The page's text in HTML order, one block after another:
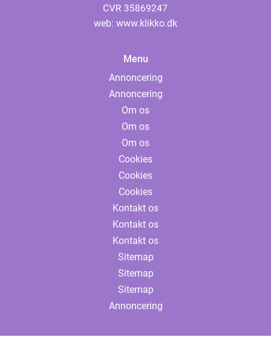
web: www.klikko.dk
Menu
Annoncering
Annoncering
Om os
Om os
Om os
Cookies
Cookies
Cookies
Kontakt os
Kontakt os
Kontakt os
Sitemap
Sitemap
Sitemap
Annoncering